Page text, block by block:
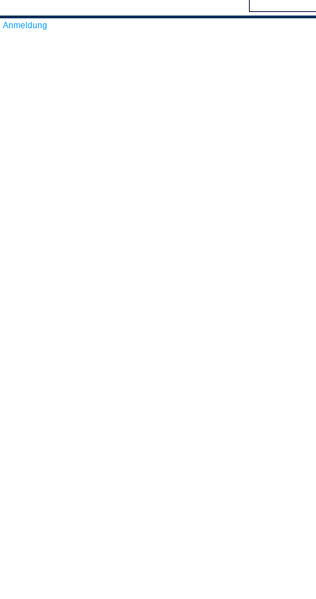
Anmeldung